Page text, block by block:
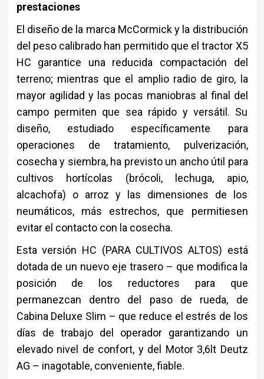
prestaciones
El diseño de la marca McCormick y la distribución
del peso calibrado han permitido que el tractor X5
HC garantice una reducida compactación del
terreno; mientras que el amplio radio de giro, la
mayor agilidad y las pocas maniobras al final del
campo permiten que sea rápido y versátil. Su
diseño, estudiado específicamente para
operaciones de tratamiento, pulverización,
cosecha y siembra, ha previsto un ancho útil para
cultivos hortícolas (brócoli, lechuga, apio,
alcachofa) o arroz y las dimensiones de los
neumáticos, más estrechos, que permitiesen
evitar el contacto con la cosecha.
Esta versión HC (PARA CULTIVOS ALTOS) está
dotada de un nuevo eje trasero – que modifica la
posición de los reductores para que
permanezcan dentro del paso de rueda, de
Cabina Deluxe Slim – que reduce el estrés de los
días de trabajo del operador garantizando un
elevado nivel de confort, y del Motor 3,6lt Deutz
AG – inagotable, conveniente, fiable.